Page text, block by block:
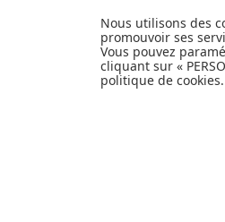
repas,
mobilier et
bébé, jouets
naissance...
Nous utilisons des
promouvoir ses
Vous pouvez
cliquant sur «
politique de cookies.